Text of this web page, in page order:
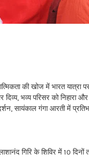
की खोज में भारत यात्रा
भव्य परिसर को निहारा
सायंकाल गंगा आरती में
गिरि के शिविर में 10